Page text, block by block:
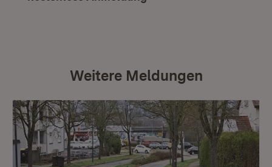
Weitere Meldungen